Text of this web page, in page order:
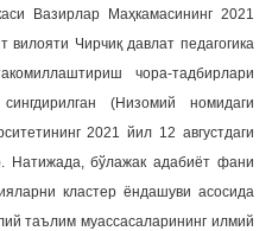
Вазирлар Маҳкамасининг 2021
вилояти Чирчиқ давлат педагогика
чора-тадбирлари
(Низомий номидаги
2021 йил 12 августдаги
Натижада, бўлажак адабиёт фани
кластер ёндашуви асосида
таълим муассасаларининг илмий